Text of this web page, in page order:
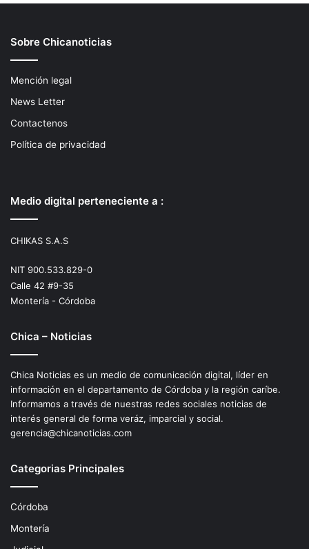
Sobre Chicanoticias
Mención legal
News Letter
Contactenos
Política de privacidad
Medio digital perteneciente a :
CHIKAS S.A.S
NIT 900.533.829-0
Calle 42 #9-35
Montería - Córdoba
Chica – Noticias
Chica Noticias es un medio de comunicación digital, líder en
información en el departamento de Córdoba y la región caríbe.
Informamos a través de nuestras redes sociales noticias de
interés general de forma veráz, imparcial y social.
gerencia@chicanoticias.com
Categorias Principales
Córdoba
Montería